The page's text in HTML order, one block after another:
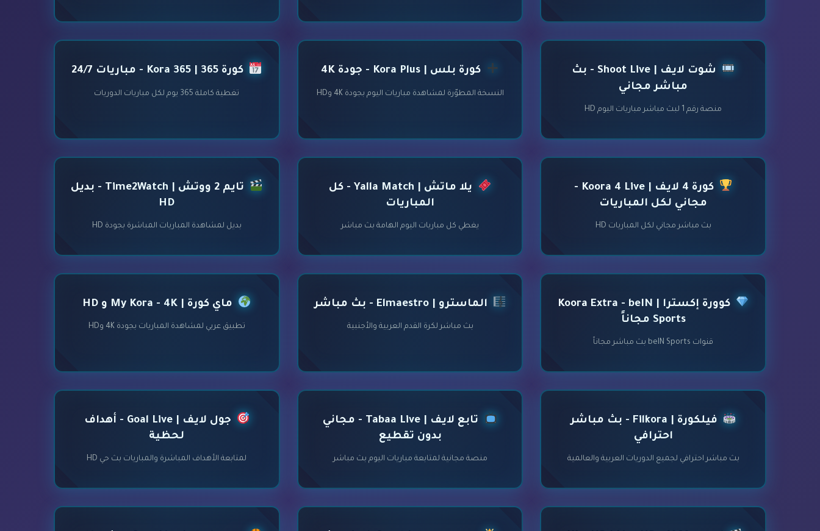
شوت لايف | Shoot Live - بث
مباشر مجاني
منصة رقم 1 لبث مباشر مباريات اليوم HD
كورة بلس | Kora Plus - جودة 4K
النسخة المطوّرة لمشاهدة مباريات اليوم بجودة 4K وHD
كورة 365 | Kora 365 - مباريات 24/7
تغطية كاملة 365 يوم لكل مباريات الدوريات
كورة 4 لايف | Koora 4 Live -
مجاني لكل المباريات
بث مباشر مجاني لكل المباريات HD
يلا ماتش | Yalla Match - كل
المباريات
يغطي كل مباريات اليوم الهامة بث مباشر
تايم 2 ووتش | Time2Watch - بديل
HD
بديل لمشاهدة المباريات المباشرة بجودة HD
كوورة إكسترا | Koora Extra - beIN
Sports مجاناً
قنوات beIN Sports بث مباشر مجاناً
الماسترو | Elmaestro - بث مباشر
بث مباشر لكرة القدم العربية والأجنبية
ماي كورة | My Kora - 4K و HD
تطبيق عربي لمشاهدة المباريات بجودة 4K وHD
فيلكورة | Filkora - بث مباشر
احترافي
بث مباشر احترافي لجميع الدوريات العربية والعالمية
تابع لايف | Tabaa Live - مجاني
بدون تقطيع
منصة مجانية لمتابعة مباريات اليوم بث مباشر
جول لايف | Goal Live - أهداف
لحظية
لمتابعة الأهداف المباشرة والمباريات بث حي HD